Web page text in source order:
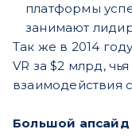
платформы
занимают
Так же в 2014
VR за $2 млрд,
взаимодействия
Большой апсайд